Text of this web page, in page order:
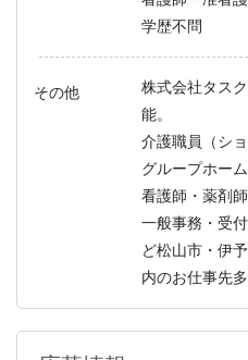
学歴不問
その他
株式会社タス
能。
介護職員（シ
グループホー
看護師・薬剤
一般事務・受
ど松山市・伊
内のお仕事先多